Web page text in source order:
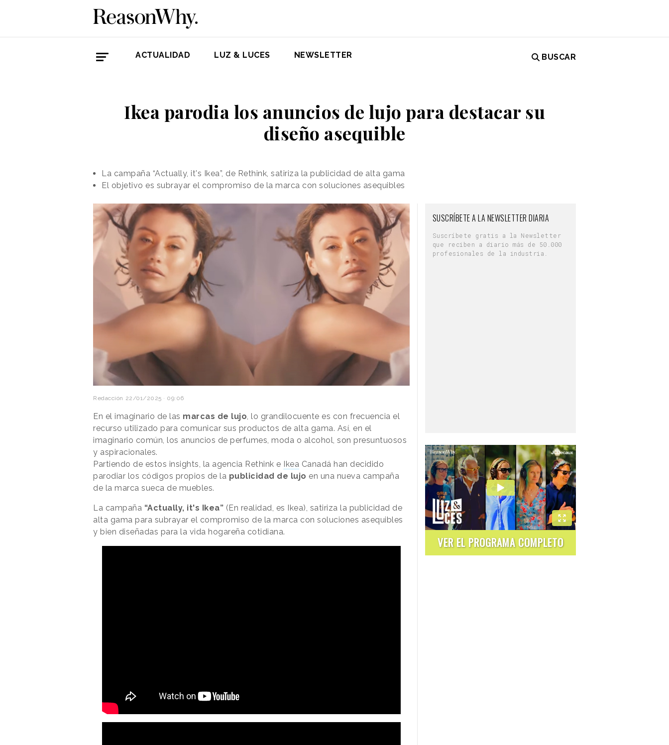
ACTUALIDAD LUZ & LUCES NEWSLETTER BUSCAR
Ikea parodia los anuncios de lujo para destacar su
diseño asequible
La campaña “Actually, it's Ikea”, de Rethink, satiriza la publicidad de alta gama
El objetivo es subrayar el compromiso de la marca con soluciones asequibles
Redacción 22/01/2025 · 09:06
En el imaginario de las marcas de lujo, lo grandilocuente es con frecuencia el
recurso utilizado para comunicar sus productos de alta gama. Así, en el
imaginario común, los anuncios de perfumes, moda o alcohol, son presuntuosos
y aspiracionales.
Partiendo de estos insights, la agencia Rethink e Ikea Canadá han decidido
parodiar los códigos propios de la publicidad de lujo en una nueva campaña
de la marca sueca de muebles.
La campaña “Actually, it's Ikea” (En realidad, es Ikea), satiriza la publicidad de
alta gama para subrayar el compromiso de la marca con soluciones asequibles
y bien diseñadas para la vida hogareña cotidiana.
SUSCRÍBETE A LA NEWSLETTER DIARIA
Suscríbete gratis a la Newsletter
que reciben a diario más de 50.000
profesionales de la industria.
VER EL PROGRAMA COMPLETO